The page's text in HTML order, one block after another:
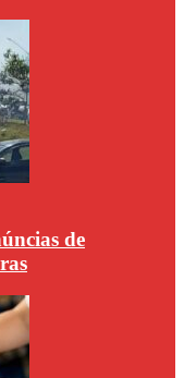
de